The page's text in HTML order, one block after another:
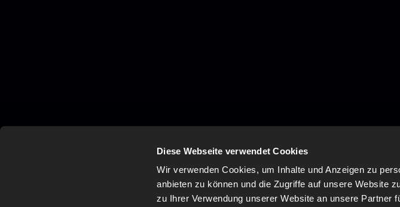
Diese Webseite verwendet Cookies
Wir verwenden Cookies, um Inhalte und Anzeigen zu
anbieten zu können und die Zugriffe auf unsere Website
zu Ihrer Verwendung unserer Website an unsere Partner